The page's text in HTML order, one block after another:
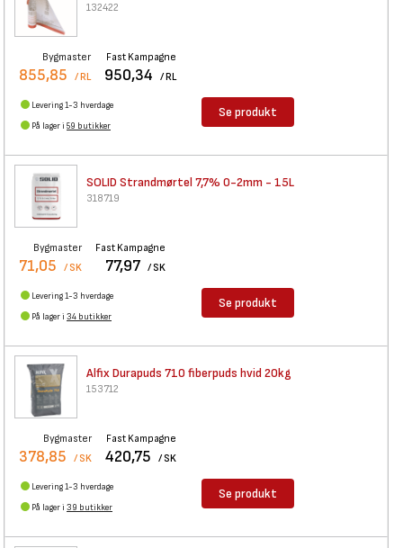
132422
Bygmaster
855,85 / RL
Fast Kampagne
950,34 / RL
Levering 1-3 hverdage
På lager i 59 butikker
Se produkt
SOLID Strandmørtel 7,7% 0-2mm - 15L
318719
Bygmaster
71,05 / SK
Fast Kampagne
77,97 / SK
Levering 1-3 hverdage
På lager i 34 butikker
Se produkt
Alfix Durapuds 710 fiberpuds hvid 20kg
153712
Bygmaster
378,85 / SK
Fast Kampagne
420,75 / SK
Levering 1-3 hverdage
På lager i 39 butikker
Se produkt